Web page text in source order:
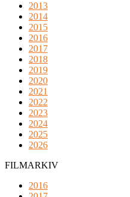
2013
2014
2015
2016
2017
2018
2019
2020
2021
2022
2023
2024
2025
2026
FILMARKIV
2016